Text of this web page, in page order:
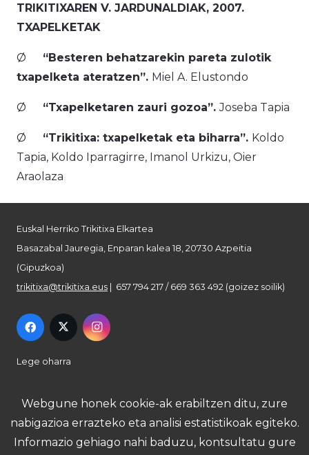
TRIKITIXAREN V. JARDUNALDIAK, 2007.
TXAPELKETAK
Ø “Besteren behatzarekin pareta zulotik
txapelketa ateratzen”. Miel A. Elustondo
Ø “Txapelketaren zauri gozoa”.Joseba Tapia
Ø “Trikitixa: txapelketak eta biharra”. Koldo
Tapia, Koldo Iparragirre, Imanol Urkizu, Oier
Araolaza
Euskal Herriko Trikitixa Elkartea
Basazabal Jauregia, Enparan kalea 18, 20730 Azpeitia
(Gipuzkoa)
trikitixa@trikitixa.eus | 657 794 217 / 669 363 492 (goizez soilik)
Lege oharra
Pribatutasun politika
Webgune honek cookie-ak erabiltzen ditu, zure
nabigazioa errazteko eta analisi estatistikoak egiteko.
Informazio gehiago nahi baduzu, kontsultatu gure